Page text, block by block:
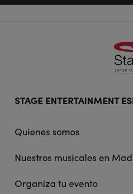
doormat
STAGE ENTERTAINMENT
Quienes somos
Nuestros musicales en
Organiza tu evento